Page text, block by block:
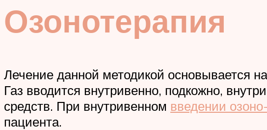
Озонотерапия
Лечение данной методикой основывается
Газ вводится внутривенно, подкожно,
средств. При внутривенном введении
пациента.